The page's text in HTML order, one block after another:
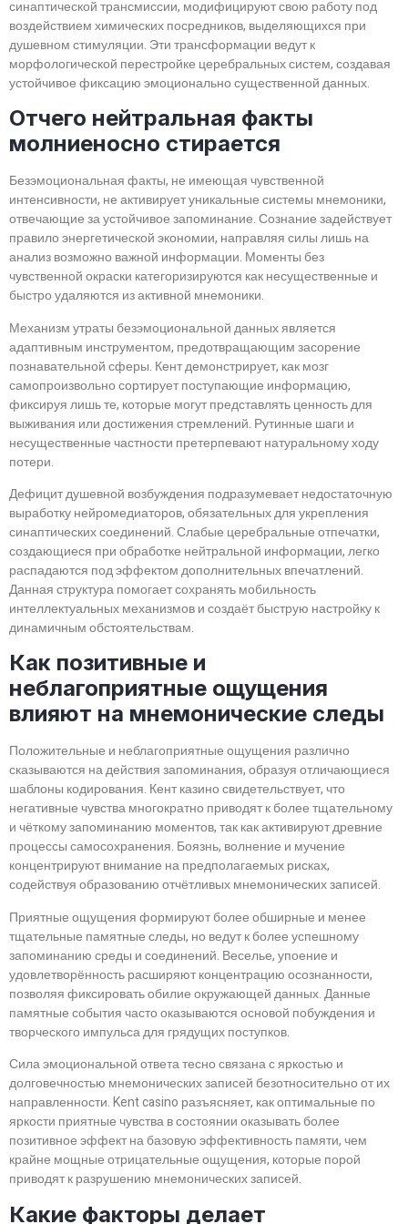
синаптической трансмиссии, модифицируют свою работу под
воздействием химических посредников, выделяющихся при
душевном стимуляции. Эти трансформации ведут к
морфологической перестройке церебральных систем, создавая
устойчивое фиксацию эмоционально существенной данных.
Отчего нейтральная факты
молниеносно стирается
Безэмоциональная факты, не имеющая чувственной
интенсивности, не активирует уникальные системы мнемоники,
отвечающие за устойчивое запоминание. Сознание задействует
правило энергетической экономии, направляя силы лишь на
анализ возможно важной информации. Моменты без
чувственной окраски категоризируются как несущественные и
быстро удаляются из активной мнемоники.
Механизм утраты безэмоциональной данных является
адаптивным инструментом, предотвращающим засорение
познавательной сферы. Кент демонстрирует, как мозг
самопроизвольно сортирует поступающие информацию,
фиксируя лишь те, которые могут представлять ценность для
выживания или достижения стремлений. Рутинные шаги и
несущественные частности претерпевают натуральному ходу
потери.
Дефицит душевной возбуждения подразумевает недостаточную
выработку нейромедиаторов, обязательных для укрепления
синаптических соединений. Слабые церебральные отпечатки,
создающиеся при обработке нейтральной информации, легко
распадаются под эффектом дополнительных впечатлений.
Данная структура помогает сохранять мобильность
интеллектуальных механизмов и создаёт быструю настройку к
динамичным обстоятельствам.
Как позитивные и
неблагоприятные ощущения
влияют на мнемонические следы
Положительные и неблагоприятные ощущения различно
сказываются на действия запоминания, образуя отличающиеся
шаблоны кодирования. Кент казино свидетельствует, что
негативные чувства многократно приводят к более тщательному
и чёткому запоминанию моментов, так как активируют древние
процессы самосохранения. Боязнь, волнение и мучение
концентрируют внимание на предполагаемых рисках,
содействуя образованию отчётливых мнемонических записей.
Приятные ощущения формируют более обширные и менее
тщательные памятные следы, но ведут к более успешному
запоминанию среды и соединений. Веселье, упоение и
удовлетворённость расширяют концентрацию осознанности,
позволяя фиксировать обилие окружающей данных. Данные
памятные события часто оказываются основой побуждения и
творческого импульса для грядущих поступков.
Сила эмоциональной ответа тесно связана с яркостью и
долговечностью мнемонических записей безотносительно от их
направленности. Kent casino разъясняет, как оптимальные по
яркости приятные чувства в состоянии оказывать более
позитивное эффект на базовую эффективность памяти, чем
крайне мощные отрицательные ощущения, которые порой
приводят к разрушению мнемонических записей.
Какие факторы делает